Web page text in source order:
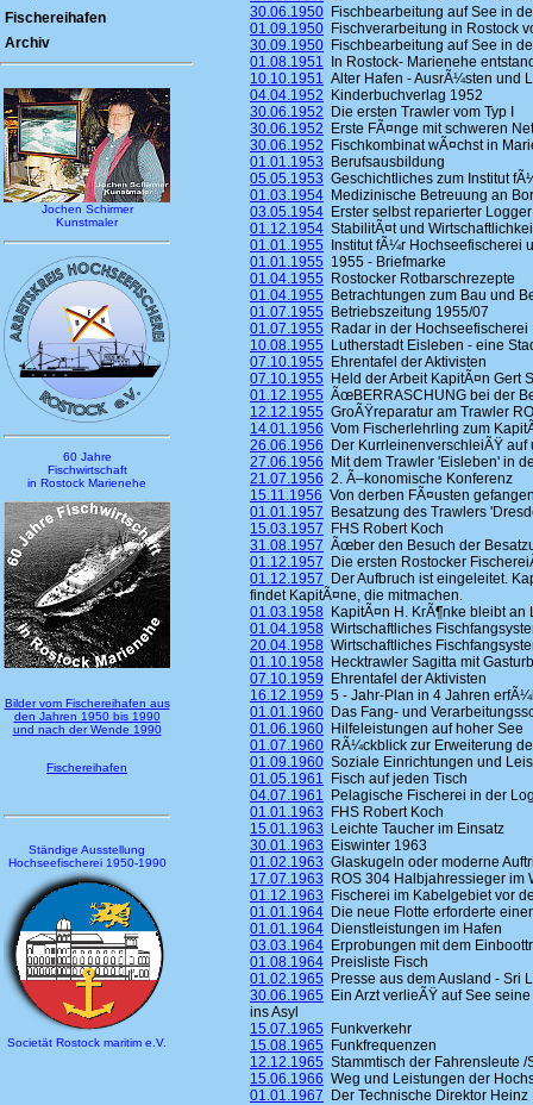
Fischereihafen
Archiv
Jochen Schirmer
Kunstmaler
60 Jahre
Fischwirtschaft
in Rostock Marienehe
Bilder vom Fischereihafen aus
den Jahren 1950 bis 1990
und nach der Wende 1990
Fischereihafen
Ständige Ausstellung
Hochseefischerei 1950-1990
Societät Rostock maritim e.V.
30.06.1950 Fischbearbeitung auf See in
01.09.1950 Fischverarbeitung in Rostock
30.09.1950 Fischbearbeitung auf See in
01.08.1951 In Rostock- Marienehe
10.10.1951 Alter Hafen - AusrÃ¼sten und
04.04.1952 Kinderbuchverlag 1952
30.06.1952 Die ersten Trawler vom Typ I
30.06.1952 Erste FÃ¤nge mit schweren
30.06.1952 Fischkombinat wÃ¤chst in
01.01.1953 Berufsausbildung
05.05.1953 Geschichtliches zum Institut
01.03.1954 Medizinische Betreuung an
03.05.1954 Erster selbst reparierter Logger
01.12.1954 StabilitÃ¤t und
01.01.1955 Institut fÃ¼r Hochseefischerei
01.01.1955 1955 - Briefmarke
01.04.1955 Rostocker Rotbarschrezepte
01.04.1955 Betrachtungen zum Bau und
01.07.1955 Betriebszeitung 1955/07
01.07.1955 Radar in der Hochseefischerei
10.08.1955 Lutherstadt Eisleben - eine
07.10.1955 Ehrentafel der Aktivisten
07.10.1955 Held der Arbeit KapitÃ¤n Gert
01.12.1955 ÃœBERRASCHUNG bei der
12.12.1955 GroÃŸreparatur am Trawler
14.01.1956 Vom Fischerlehrling zum
26.06.1956 Der KurrleinenverschleiÃŸ auf
27.06.1956 Mit dem Trawler 'Eisleben' in
21.07.1956 2. Ã–konomische Konferenz
15.11.1956 Von derben FÃ¤usten
01.01.1957 Besatzung des Trawlers
15.03.1957 FHS Robert Koch
31.08.1957 Ãœber den Besuch der
01.12.1957 Die ersten Rostocker
01.12.1957 Der Aufbruch ist eingeleitet.
findet KapitÃ¤ne, die mitmachen.
01.03.1958 KapitÃ¤n H. KrÃ¶nke bleibt an
01.04.1958 Wirtschaftliches
20.04.1958 Wirtschaftliches
01.10.1958 Hecktrawler Sagitta mit
07.10.1959 Ehrentafel der Aktivisten
16.12.1959 5 - Jahr-Plan in 4 Jahren
01.01.1960 Das Fang- und
01.06.1960 Hilfeleistungen auf hoher See
01.07.1960 RÃ¼ckblick zur Erweiterung
01.09.1960 Soziale Einrichtungen und
01.05.1961 Fisch auf jeden Tisch
04.07.1961 Pelagische Fischerei in der
01.01.1963 FHS Robert Koch
15.01.1963 Leichte Taucher im Einsatz
30.01.1963 Eiswinter 1963
01.02.1963 Glaskugeln oder moderne
17.07.1963 ROS 304 Halbjahressieger im
01.12.1963 Fischerei im Kabelgebiet vor
01.01.1964 Die neue Flotte erforderte
01.01.1964 Dienstleistungen im Hafen
03.03.1964 Erprobungen mit dem
01.08.1964 Preisliste Fisch
01.02.1965 Presse aus dem Ausland - Sri
30.06.1965 Ein Arzt verlieÃŸ auf See
ins Asyl
15.07.1965 Funkverkehr
15.08.1965 Funkfrequenzen
12.12.1965 Stammtisch der Fahrensleute /
15.06.1966 Weg und Leistungen der
01.01.1967 Der Technische Direktor